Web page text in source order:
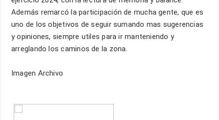
Además remarcó la participación de mucha gente, que es
uno de los objetivos de seguir sumando mas sugerencias
y opiniones, siempre utiles para ir manteniendo y
arreglando los caminos de la zona.
Imagen Archivo